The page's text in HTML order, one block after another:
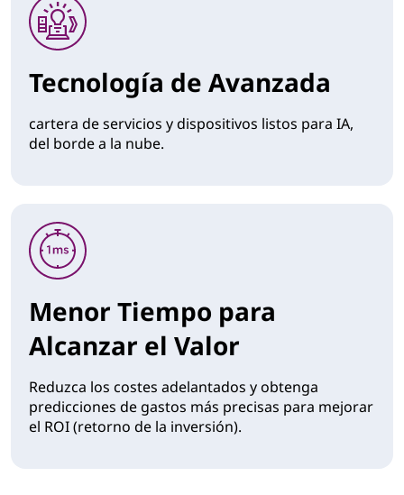
Tecnología de Avanzada
cartera de servicios y dispositivos listos para IA,
del borde a la nube.
Menor Tiempo para
Alcanzar el Valor
Reduzca los costes adelantados y obtenga
predicciones de gastos más precisas para mejorar
el ROI (retorno de la inversión).